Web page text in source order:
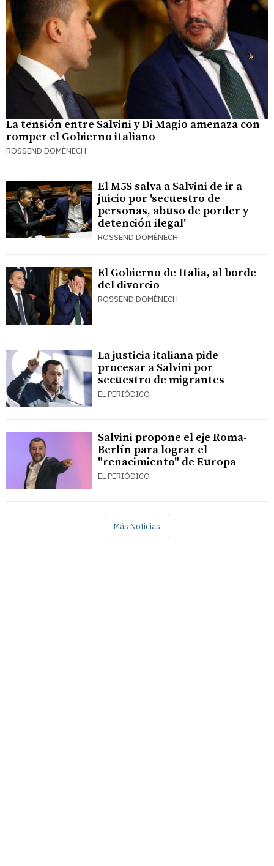
La tensión entre Salvini y Di Magio amenaza con
romper el Gobierno italiano
ROSSEND DOMÈNECH
El M5S salva a Salvini de ir a
juicio por 'secuestro de
personas, abuso de porder y
detención ilegal'
ROSSEND DOMÈNECH
El Gobierno de Italia, al borde
del divorcio
ROSSEND DOMÈNECH
La justicia italiana pide
procesar a Salvini por
secuestro de migrantes
EL PERIÓDICO
Salvini propone el eje Roma-
Berlín para lograr el
"renacimiento" de Europa
EL PERIÓDICO
Más Noticias